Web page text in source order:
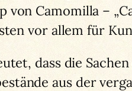
Camomilla –
vor allem für
dass die
aus der